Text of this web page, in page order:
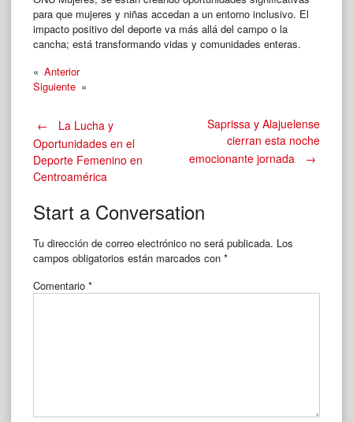
para que mujeres y niñas accedan a un entorno inclusivo. El
impacto positivo del deporte va más allá del campo o la
cancha; está transformando vidas y comunidades enteras.
« Anterior
Siguiente »
Post
navigation
←
La Lucha y
Oportunidades en el
Deporte Femenino en
Centroamérica
Saprissa y Alajuelense
cierran esta noche
emocionante jornada
→
Start a Conversation
Tu dirección de correo electrónico no será publicada. Los
campos obligatorios están marcados con *
Comentario *